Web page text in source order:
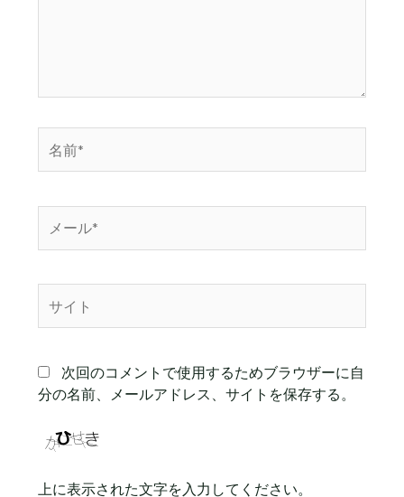
前
ー
*
次回のコメントで使用するためブラウザーに自
分の名前、メールアドレス、サイトを保存する。
上に表示された文字を入力してください。